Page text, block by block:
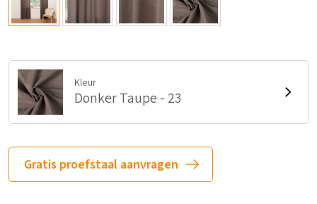
Kleur
Donker Taupe - 23
Gratis proefstaal aanvragen